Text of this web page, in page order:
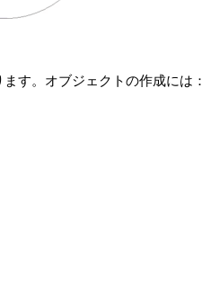
す。オブジェクトの作成には：